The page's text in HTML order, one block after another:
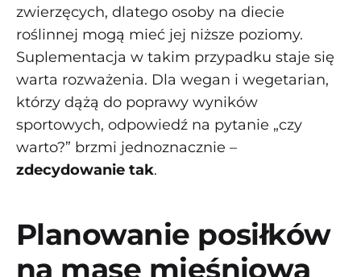
zwierzęcych, dlatego osoby na diecie
roślinnej mogą mieć jej niższe poziomy.
Suplementacja w takim przypadku staje się
warta rozważenia. Dla wegan i wegetarian,
którzy dążą do poprawy wyników
sportowych, odpowiedź na pytanie „czy
warto?” brzmi jednoznacznie –
zdecydowanie tak.
Planowanie posiłków
na masę mięśniową